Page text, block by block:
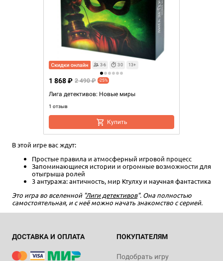
3-6 30 13+
Лига детективов: Новые миры
1 отзыв
1 868 ₽ 2 490 ₽ -25%
Купить
В этой игре вас ждут:
Простые правила и атмосферный игровой процесс
Запоминающиеся истории и огромные возможности для
отыгрыша ролей
3 антуража: античность, мир Ктулху и научная фантастика
Это игра во вселенной "Лиги детективов". Она полностью
самостоятельная, и с неё можно начать знакомство с серией.
ДОСТАВКА И ОПЛАТА ПОКУПАТЕЛЯМ
Подобрать игру